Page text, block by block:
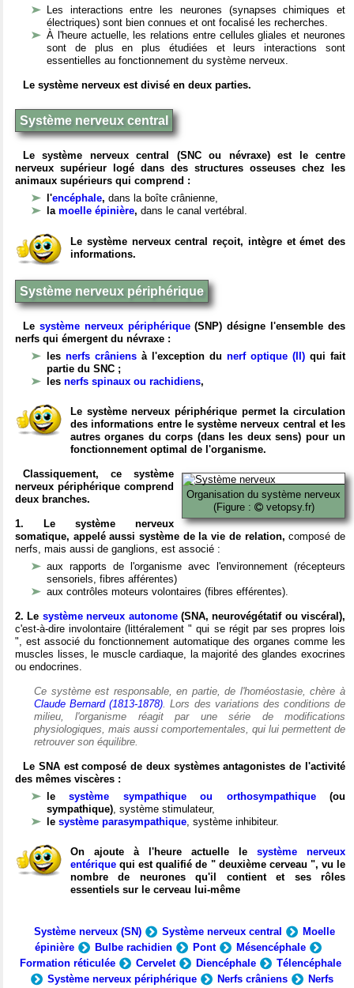
Les interactions entre les neurones (synapses chimiques et
électriques) sont bien connues et ont focalisé les recherches.
À l'heure actuelle, les relations entre cellules gliales et neurones
sont de plus en plus étudiées et leurs interactions sont
essentielles au fonctionnement du système nerveux.
Le système nerveux est divisé en deux parties.
Système nerveux central
Le système nerveux central (SNC ou névraxe) est le centre
nerveux supérieur logé dans des structures osseuses chez les
animaux supérieurs qui comprend :
l'encéphale, dans la boîte crânienne,
la moelle épinière, dans le canal vertébral.
Le système nerveux central reçoit, intègre et émet des
informations.
Système nerveux périphérique
Le système nerveux périphérique(SNP) désigne l'ensemble des
nerfs qui émergent du névraxe :
les nerfs crâniens à l'exception du nerf optique (II) qui fait
partie du SNC ;
les nerfs spinaux ou rachidiens,
Le système nerveux périphérique permet la circulation
des informations entre le système nerveux central et les
autres organes du corps (dans les deux sens) pour un
fonctionnement optimal de l'organisme.
Organisation du système nerveux
(Figure :
vetopsy.fr)
Classiquement, ce système
nerveux périphérique comprend
deux branches.
1. Le système nerveux
somatique, appelé aussi système de la vie de relation, composé de
nerfs, mais aussi de ganglions, est associé :
aux rapports de l'organisme avec l'environnement (récepteurs
sensoriels, fibres afférentes)
aux contrôles moteurs volontaires (fibres efférentes).
2. Le système nerveux autonome(SNA, neurovégétatif ou viscéral),
c'est-à-dire involontaire (littéralement " qui se régit par ses propres lois
", est associé du fonctionnement automatique des organes comme les
muscles lisses, le muscle cardiaque, la majorité des glandes exocrines
ou endocrines.
Ce système est responsable, en partie, de l'homéostasie, chère à
Claude Bernard (1813-1878). Lors des variations des conditions de
milieu, l'organisme réagit par une série de modifications
physiologiques, mais aussi comportementales, qui lui permettent de
retrouver son équilibre.
Le SNA est composé de deux systèmes antagonistes de l'activité
des mêmes viscères :
lesystème sympathique ou orthosympathique(ou
sympathique), système stimulateur,
le système parasympathique, système inhibiteur.
On ajoute à l'heure actuelle le système nerveux
entérique qui est qualifié de " deuxième cerveau ", vu le
nombre de neurones qu'il contient et ses rôles
essentiels sur le cerveau lui-même
Système nerveux (SN) Système nerveux central
Moelle
épinière
Bulbe rachidien Pont
Mésencéphale
Formation réticulée
Cervelet Diencéphale
Télencéphale
Système nerveux périphérique
Nerfs crâniens
Nerfs